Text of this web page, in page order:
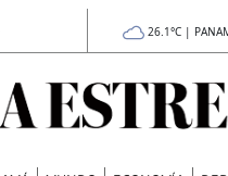
26.1°C |